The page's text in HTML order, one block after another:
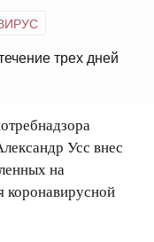
трех дней
Усс внес
на
коронавирусной